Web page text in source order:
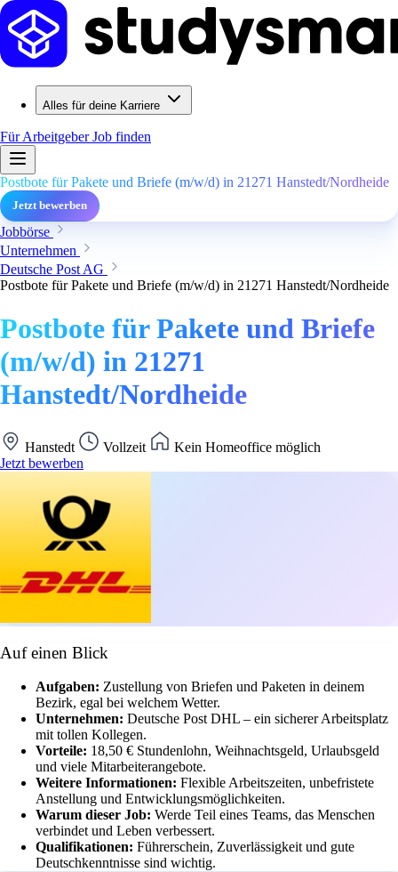
Alles für deine Karriere
Für ArbeitgeberJob finden
Postbote für Pakete und Briefe (m/w/d) in 21271 Hanstedt/Nordheide
Jetzt bewerben
Jobbörse
Unternehmen
Deutsche Post AG
Postbote für Pakete und Briefe (m/w/d) in 21271 Hanstedt/Nordheide
Postbote für Pakete und Briefe
(m/w/d) in 21271
Hanstedt/Nordheide
Hanstedt Vollzeit
Kein Homeoffice möglich
Jetzt bewerben
Auf einen Blick
Aufgaben: Zustellung von Briefen und Paketen in deinem
Bezirk, egal bei welchem Wetter.
Unternehmen: Deutsche Post DHL – ein sicherer Arbeitsplatz
mit tollen Kollegen.
Vorteile: 18,50 € Stundenlohn, Weihnachtsgeld, Urlaubsgeld
und viele Mitarbeiterangebote.
Weitere Informationen: Flexible Arbeitszeiten, unbefristete
Anstellung und Entwicklungsmöglichkeiten.
Warum dieser Job: Werde Teil eines Teams, das Menschen
verbindet und Leben verbessert.
Qualifikationen: Führerschein, Zuverlässigkeit und gute
Deutschkenntnisse sind wichtig.